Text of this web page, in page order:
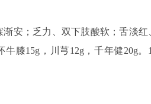
安；乏力、双下肢酸软；舌淡红
膝15g，川芎12g，千年健20g。